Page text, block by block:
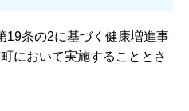
19条の2に基づく健康増進事
において実施することとさ